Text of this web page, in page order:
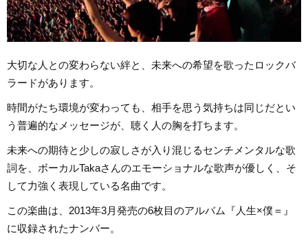
大切な人との変わらない絆と、未来への希望を歌ったロックバ
ラードがあります。
時間がたち環境が変わっても、相手を思う気持ちは同じだとい
う普遍的なメッセージが、聴く人の胸を打ちます。
未来への期待と少しの寂しさが入り混じるセンチメンタルな歌
詞を、ボーカルTakaさんのエモーショナルな歌声が優しく、そ
して力強く表現している名曲です。
この楽曲は、2013年3月発売の6枚目のアルバム『人生×僕＝』
に収録されたナンバー。